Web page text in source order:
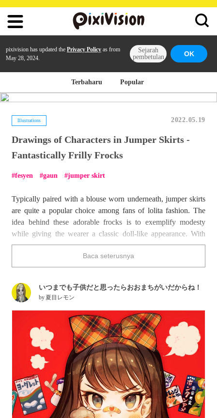
pixivision has updated the Privacy Policy as from
May 28, 2024.
Sejarah
pembetulan
OK
Terbaharu Popular
Illustrations 2022.05.19
Drawings of Characters in Jumper Skirts -
Fantastically Frilly Frocks
fesyen gaun jumper skirt
Typically paired with a blouse worn underneath, jumper skirts
are quite a popular choice among fans of lolita fashion. The
idea behind these adorable frocks is to exemplify modesty
while giving the wearer a classic doll-like appearance. With
designs ranging from plain and simple to ornate and frilly, it’s
no wonder jumper skirts have captured the hearts of so many
for so long.
and ready to paint the town red in her jumper skirt.
Do any of the characters below have you wrapped around their
Baca seterusnya
いつまでも子供だと思ったらおおまちがいだからね！
by 夏目レモン